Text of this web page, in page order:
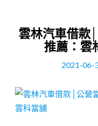
雲林汽車借款
推薦：雲
2021-06-